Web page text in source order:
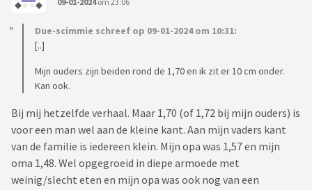
Due-scimmie schreef op 09-01-2024 om 10:31:
[..]
Mijn ouders zijn beiden rond de 1,70 en ik zit er 10 cm onder.
Kan ook.
Bij mij hetzelfde verhaal. Maar 1,70 (of 1,72 bij mijn ouders) is
voor een man wel aan de kleine kant. Aan mijn vaders kant
van de familie is iedereen klein. Mijn opa was 1,57 en mijn
oma 1,48. Wel opgegroeid in diepe armoede met
weinig/slecht eten en mijn opa was ook nog van een